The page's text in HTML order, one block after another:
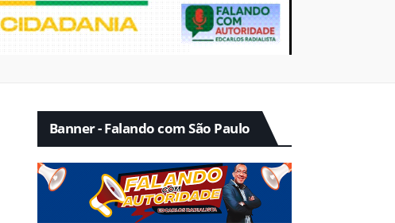
Banner - Falando com São Paulo